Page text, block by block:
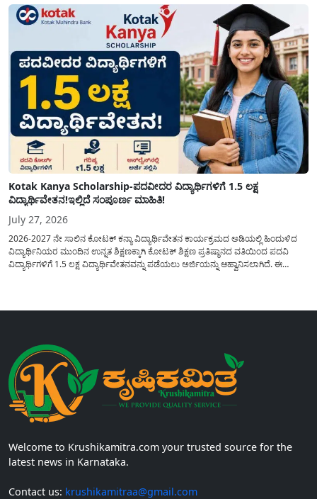
Kotak Kanya Scholarship-ಪದವೀದರ ವಿದ್ಯಾರ್ಥಿಗಳಿಗೆ 1.5 ಲಕ್ಷ
ವಿದ್ಯಾರ್ಥಿವೇತನ!ಇಲ್ಲಿದೆ ಸಂಪೂರ್ಣ ಮಾಹಿತಿ!
July 27, 2026
2026-2027 ನೇ ಸಾಲಿನ ಕೋಟಕ್ ಕನ್ಯಾ ವಿದ್ಯಾರ್ಥಿವೇತನ ಕಾರ್ಯಕ್ರಮದ ಅಡಿಯಲ್ಲಿ ಹಿಂದುಳಿದ
ವಿದ್ಯಾರ್ಥಿನಿಯರ ಮುಂದಿನ ಉನ್ನತ ಶಿಕ್ಷಣಕ್ಕಾಗಿ ಕೋಟಕ್ ಶಿಕ್ಷಣ ಪ್ರತಿಷ್ಠಾನದ ವತಿಯಿಂದ ಪದವಿ
ವಿದ್ಯಾರ್ಥಿಗಳಿಗೆ 1.5 ಲಕ್ಷ ವಿದ್ಯಾರ್ಥಿವೇತನವನ್ನು ಪಡೆಯಲು ಅರ್ಜಿಯನ್ನು ಆಹ್ವಾನಿಸಲಾಗಿದೆ. ಈ
Welcome to Krushikamitra.com your trusted source for the
latest news in Karnataka.
Contact us: krushikamitraa@gmail.com